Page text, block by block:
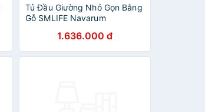
Tủ Đầu Giường Nhỏ Gọn Bằng
Gỗ SMLIFE Navarum
1.636.000 đ